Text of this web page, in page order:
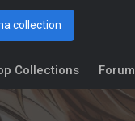
collection
Collections Forum